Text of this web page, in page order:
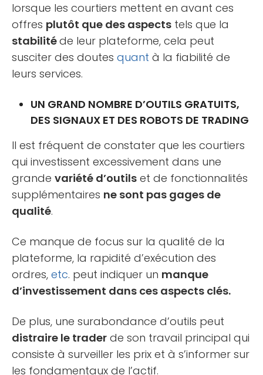
lorsque les courtiers mettent en avant ces
offres plutôt que des aspects tels que la
stabilitéde leur plateforme, cela peut
susciter des doutes quant à la fiabilité de
leurs services.
UN GRAND NOMBRE D’OUTILS GRATUITS,
DES SIGNAUX ET DES ROBOTS DE TRADING
Il est fréquent de constater que les courtiers
qui investissent excessivement dans une
grande variété d’outils et de fonctionnalités
supplémentaires ne sont pas gages de
qualité.
Ce manque de focus sur la qualité de la
plateforme, la rapidité d’exécution des
ordres, etc. peut indiquer un manque
d’investissement dans ces aspects clés.
De plus, une surabondance d’outils peut
distraire le trader de son travail principal qui
consiste à surveiller les prix et à s’informer sur
les fondamentaux de l’actif.